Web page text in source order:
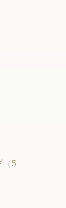
（5